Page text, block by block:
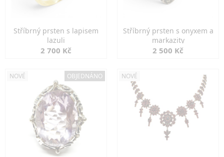
Stříbrný prsten s lapisem
lazuli
2 700 Kč
Stříbrný prsten s onyxem a
markazity
2 500 Kč
NOVÉ OBJEDNÁNO NOVÉ